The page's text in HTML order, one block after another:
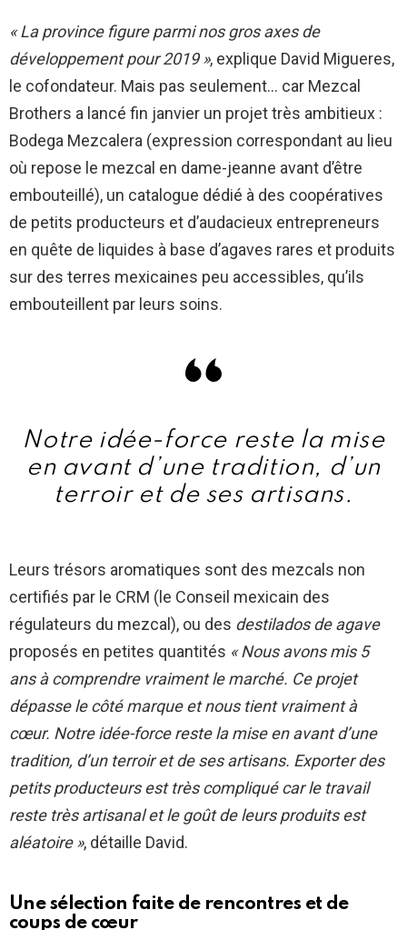
« La province figure parmi nos gros axes de
développement pour 2019 », explique David Migueres,
le cofondateur. Mais pas seulement… car Mezcal
Brothers a lancé fin janvier un projet très ambitieux :
Bodega Mezcalera (expression correspondant au lieu
où repose le mezcal en dame-jeanne avant d’être
embouteillé), un catalogue dédié à des coopératives
de petits producteurs et d’audacieux entrepreneurs
en quête de liquides à base d’agaves rares et produits
sur des terres mexicaines peu accessibles, qu’ils
embouteillent par leurs soins.
Notre idée-force reste la mise
en avant d’une tradition, d’un
terroir et de ses artisans.
Leurs trésors aromatiques sont des mezcals non
certifiés par le CRM (le Conseil mexicain des
régulateurs du mezcal), ou des destilados de agave
proposés en petites quantités « Nous avons mis 5
ans à comprendre vraiment le marché. Ce projet
dépasse le côté marque et nous tient vraiment à
cœur. Notre idée-force reste la mise en avant d’une
tradition, d’un terroir et de ses artisans. Exporter des
petits producteurs est très compliqué car le travail
reste très artisanal et le goût de leurs produits est
aléatoire », détaille David.
Une sélection faite de rencontres et de
coups de cœur